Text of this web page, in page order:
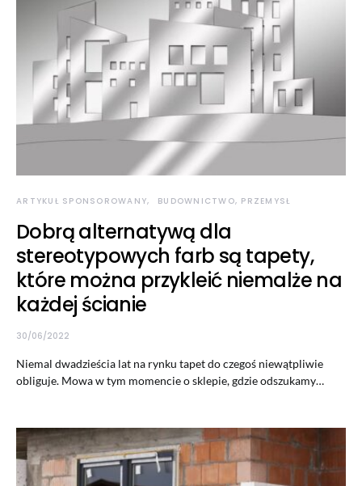
ARTYKUŁ SPONSOROWANY BUDOWNICTWO, PRZEMYSŁ
Dobrą alternatywą dla
stereotypowych farb są tapety,
które można przykleić niemalże na
każdej ścianie
30/06/2022
Niemal dwadzieścia lat na rynku tapet do czegoś niewątpliwie
obliguje. Mowa w tym momencie o sklepie, gdzie odszukamy…